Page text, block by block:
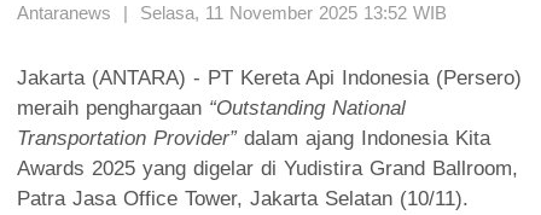
Antaranews | Selasa, 11 November 2025 13:52 WIB
Jakarta (ANTARA) - PT Kereta Api Indonesia (Persero)
meraih penghargaan “Outstanding National
Transportation Provider”dalam ajang Indonesia Kita
Awards 2025 yang digelar di Yudistira Grand Ballroom,
Patra Jasa Office Tower, Jakarta Selatan (10/11).